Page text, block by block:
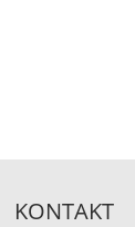
KONTAKT